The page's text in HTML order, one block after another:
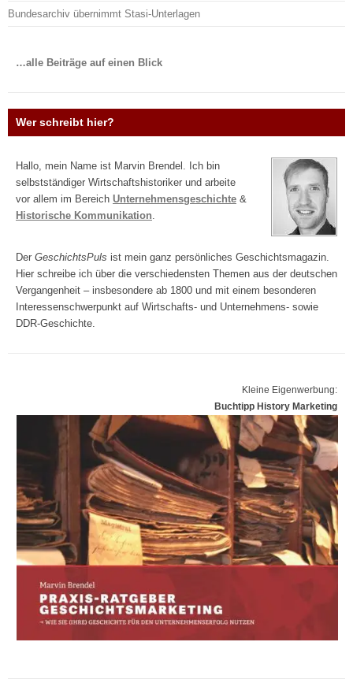
Bundesarchiv übernimmt Stasi-Unterlagen
…alle Beiträge auf einen Blick
Wer schreibt hier?
Hallo, mein Name ist Marvin Brendel. Ich bin
selbstständiger Wirtschaftshistoriker und arbeite
vor allem im Bereich Unternehmensgeschichte &
Historische Kommunikation
Der GeschichtsPuls ist mein ganz persönliches Geschichtsmagazin.
Hier schreibe ich über die verschiedensten Themen aus der deutschen
Vergangenheit – insbesondere ab 1800 und mit einem besonderen
Interessenschwerpunkt auf Wirtschafts- und Unternehmens- sowie
DDR-Geschichte.
Kleine Eigenwerbung:
Buchtipp History Marketing